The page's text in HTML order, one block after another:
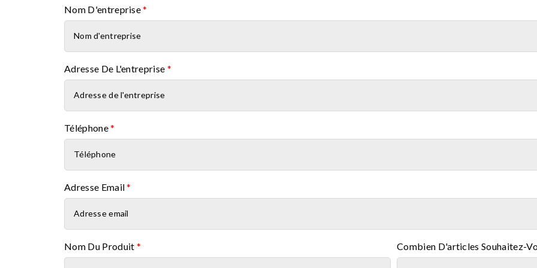
Nom D'entreprise*
Adresse De L'entreprise *
Téléphone*
Adresse Email*
Nom Du Produit * Combien D'articles Souhaitez-